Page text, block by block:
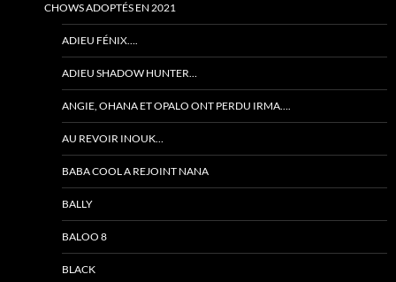
CHOWS ADOPTÉS EN 2021
ADIEU FÉNIX….
ADIEU SHADOW HUNTER…
ANGIE, OHANA ET OPALO ONT PERDU IRMA….
AU REVOIR INOUK…
BABA COOL A REJOINT NANA
BALLY
BALOO 8
BLACK